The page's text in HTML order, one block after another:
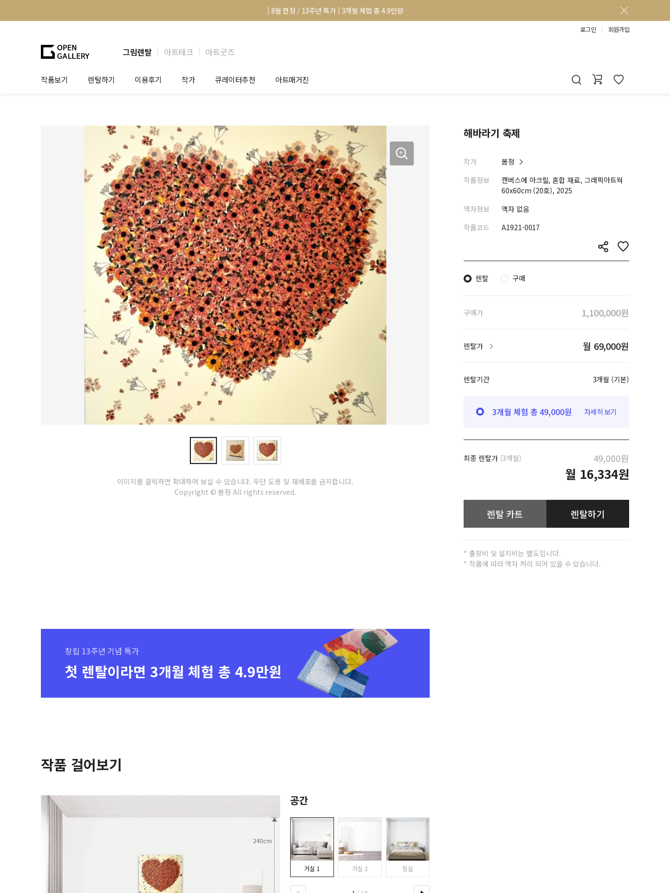
[ 8월 한정 / 13주년 특가 ] 3개월 체험 총 4.9만원
로그인 회원가입
그림렌탈 아트테크 아트굿즈
작품보기 렌탈하기
법인상담
이용후기
법인 고객
셀럽 인터뷰
작가
작가공모
큐레이터추천
작품선택 Tip
그림인테리어 Tip
테마별 추천
아트매거진
미술 이야기
아트 딕셔너리
이미지를 클릭하면 확대하여 보실 수 있습니다. 무단 도용 및 재배포를 금지합니다.
Copyright © 봄정 All rights reserved.
해바라기 축제
작가
봄정
작품정보
캔버스에 아크릴, 혼합 재료, 그래픽아트웍
60x60cm (20호), 2025
액자정보
액자 없음
작품코드
A1921-0017
렌탈 구매
구매가 1,100,000원
렌탈가 월 69,000원
렌탈기간 3개월 (기본)
3개월 체험 총 49,000원 자세히 보기
최종 렌탈가(3개월) 49,000원
월 16,334원
렌탈 카트 렌탈하기
* 출장비 및 설치비는 별도입니다.
* 작품에 따라 액자 처리 되어 있을 수 있습니다.
창립 13주년 기념 특가
첫 렌탈이라면 3개월 체험 총 4.9만원
작품 걸어보기
공간
거실 1 거실 2 침실